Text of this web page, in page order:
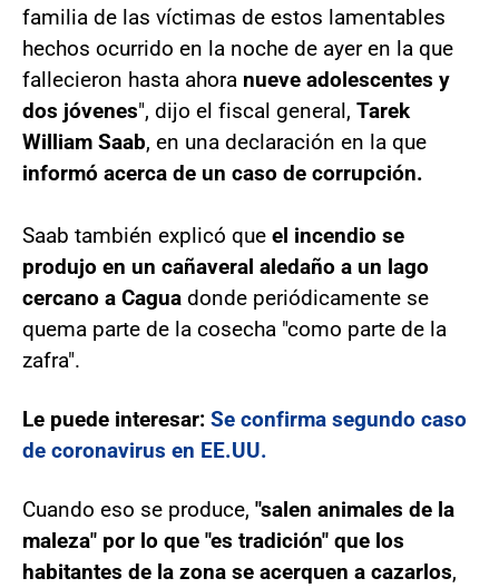
familia de las víctimas de estos lamentables
hechos ocurrido en la noche de ayer en la que
fallecieron hasta ahora nueve adolescentes y
dos jóvenes", dijo el fiscal general, Tarek
William Saab, en una declaración en la que
informó acerca de un caso de corrupción.
Saab también explicó que el incendio se
produjo en un cañaveral aledaño a un lago
cercano a Cagua donde periódicamente se
quema parte de la cosecha "como parte de la
zafra".
Le puede interesar: Se confirma segundo caso
de coronavirus en EE.UU.
Cuando eso se produce, "salen animales de la
maleza" por lo que "es tradición" que los
habitantes de la zona se acerquen a cazarlos,